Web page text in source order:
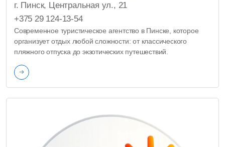
г. Пинск, Центральная ул., 21
+375 29 124-13-54
Современное туристическое агентство в Пинске, которое
организует отдых любой сложности: от классического
пляжного отпуска до экзотических путешествий.